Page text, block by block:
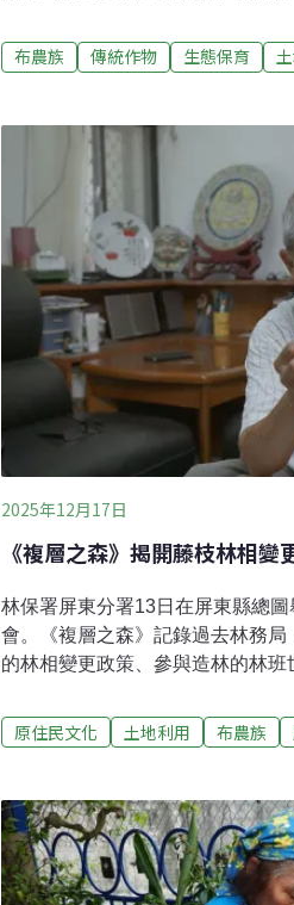
食安全的保育趨勢不謀而合。迪娜
人分享這些多樣性的豆類，習稱為
娜」（dina，布農族稱呼母親或
糧食自主的方式，十分值得探索
基金會合作，陪伴卓溪鄉卓清村
挖掘及記錄30餘種豆類與穀物，
布農豆永續利用、保種的智慧，
布農族 傳統作物 生態保育
2025年12月17日
《複層之森》揭開藤枝林相
林保署屏東分署13日在屏東縣總
會。《複層之森》記錄過去林務
的林相變更政策、參與造林的林
林務局在聯合國糧農組織的技術援
伐木與全面造林，以短時間提升木
業」百年紀念。近十年來，林保
爬梳，也訪談超過百位族人、林
現百年林業歷史。屏東分署以兩
說高屏地區的林相變更歷史。楊
原住民文化 土地利用 布農族